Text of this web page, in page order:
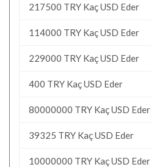
217500 TRY Kaç USD Eder
114000 TRY Kaç USD Eder
229000 TRY Kaç USD Eder
400 TRY Kaç USD Eder
80000000 TRY Kaç USD Eder
39325 TRY Kaç USD Eder
10000000 TRY Kaç USD Eder